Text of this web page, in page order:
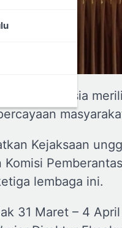
Indonesia
Kejaksaan
lembaga ini.
31 Maret – 4